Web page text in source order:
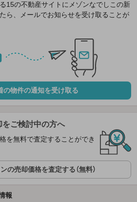
15の不動産サイトにメゾンなでしこの新
ら、メールでお知らせを受け取ることが
の物件の通知を受け取る
をご検討中の方へ
を無料で査定することができ
の売却価格を査定する（無料）
報